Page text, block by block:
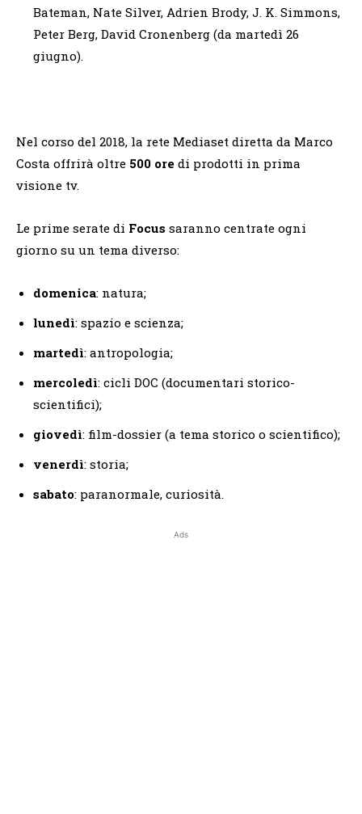
Bateman, Nate Silver, Adrien Brody, J. K. Simmons,
Peter Berg, David Cronenberg (da martedì 26
giugno).
Nel corso del 2018, la rete Mediaset diretta da Marco
Costa offrirà oltre 500 ore di prodotti in prima
visione tv.
Le prime serate di Focus saranno centrate ogni
giorno su un tema diverso:
domenica: natura;
lunedì: spazio e scienza;
martedì: antropologia;
mercoledì: cicli DOC (documentari storico-
scientifici);
giovedì: film-dossier (a tema storico o scientifico);
venerdì: storia;
sabato: paranormale, curiosità.
Ads